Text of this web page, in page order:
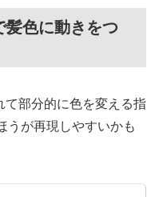
髪色に動きをつ
部分的に色を変える指
うが再現しやすいかも